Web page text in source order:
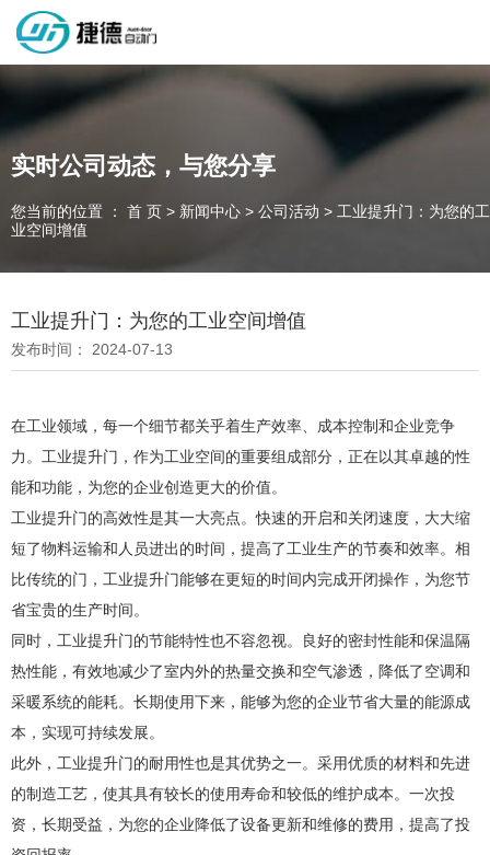
深圳市捷德自动门有限公司，专业从事自动门工业门类产品的生产
制作销售和安装的企业，欢迎咨询！
为客户量身定制独属于您的工业门 快速门
设计、制作、安装、售后一站式服务
实时公司动态，与您分享
您当前的位置 ： 首 页 > 新闻中心 > 公司活动 > 工业提升门：为您的工
业空间增值
工业提升门：为您的工业空间增值
发布时间： 2024-07-13
在工业领域，每一个细节都关乎着生产效率、成本控制和企业竞争
力。工业提升门，作为工业空间的重要组成部分，正在以其卓越的性
能和功能，为您的企业创造更大的价值。
工业提升门的高效性是其一大亮点。快速的开启和关闭速度，大大缩
短了物料运输和人员进出的时间，提高了工业生产的节奏和效率。相
比传统的门，工业提升门能够在更短的时间内完成开闭操作，为您节
省宝贵的生产时间。
同时，工业提升门的节能特性也不容忽视。良好的密封性能和保温隔
热性能，有效地减少了室内外的热量交换和空气渗透，降低了空调和
采暖系统的能耗。长期使用下来，能够为您的企业节省大量的能源成
本，实现可持续发展。
此外，工业提升门的耐用性也是其优势之一。采用优质的材料和先进
的制造工艺，使其具有较长的使用寿命和较低的维护成本。一次投
资，长期受益，为您的企业降低了设备更新和维修的费用，提高了投